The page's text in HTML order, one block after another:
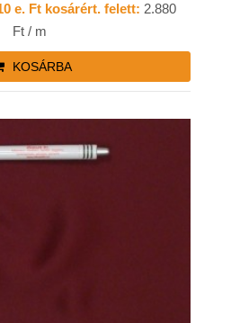
e. Ft kosárért. felett: 2.880
Ft / m
KOSÁRBA